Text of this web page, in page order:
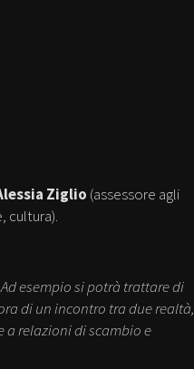
Ziglio (assessore agli
cultura).
esempio si potrà trattare di
di un incontro tra due realtà,
relazioni di scambio e